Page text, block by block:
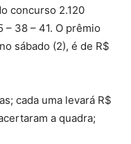
concurso 2.120
– 38 – 41. O prêmio
sábado (2), é de R$
cada uma levará R$
a quadra;